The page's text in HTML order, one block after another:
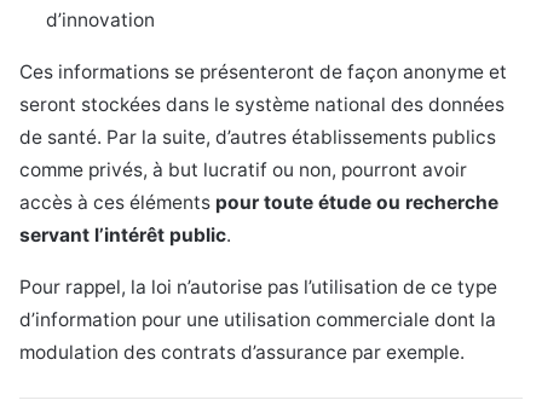
d’innovation
Ces informations se présenteront de façon anonyme et
seront stockées dans le système national des données
de santé. Par la suite, d’autres établissements publics
comme privés, à but lucratif ou non, pourront avoir
accès à ces éléments pour toute étude ou recherche
servant l’intérêt public.
Pour rappel, la loi n’autorise pas l’utilisation de ce type
d’information pour une utilisation commerciale dont la
modulation des contrats d’assurance par exemple.